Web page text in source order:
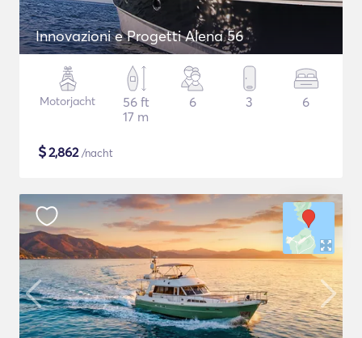
Innovazioni e Progetti Alena 56
Motorjacht
56 ft
17 m
6 3 6
$2,862/nacht